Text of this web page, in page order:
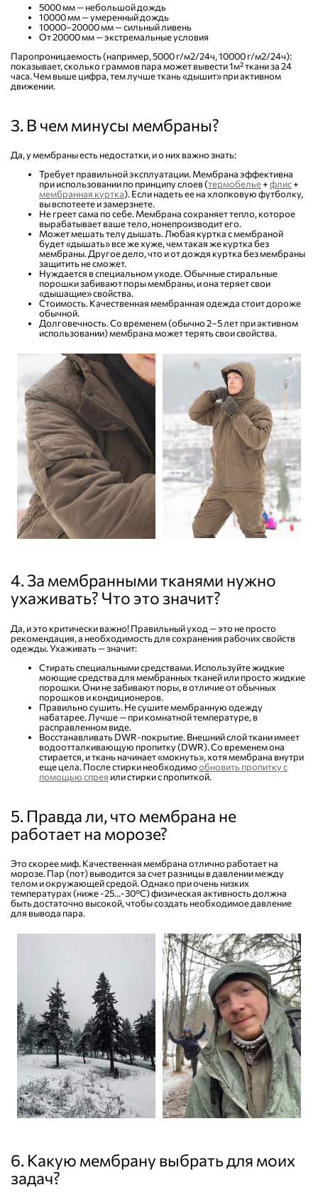
5000 мм — небольшой дождь
10000 мм — умеренный дождь
10000–20000 мм — сильный ливень
От 20000 мм — экстремальные условия
Паропроницаемость (например, 5000 г/м2/24ч, 10000 г/м2/24ч):
показывает, сколько граммов пара может вывести 1м² ткани за 24
часа. Чем выше цифра, тем лучше ткань «дышит» при активном
движении.
3. В чем минусы мембраны?
Да, у мембраны есть недостатки, и о них важно знать:
Требует правильной эксплуатации. Мембрана эффективна
при использовании по принципу слоев (термобелье+флис+
мембранная куртка). Если надеть ее на хлопковую футболку,
вы вспотеете и замерзнете.
Не греет сама по себе. Мембрана сохраняет тепло, которое
вырабатывает ваше тело, нонепроизводит его.
Может мешать телу дышать. Любая куртка с мембраной
будет «дышать» все же хуже, чем такая же куртка без
мембраны. Другое дело, что и от дождя куртка без мембраны
защитить не сможет.
Нуждается в специальном уходе. Обычные стиральные
порошки забивают поры мембраны, и она теряет свои
«дышащие» свойства.
Стоимость. Качественная мембранная одежда стоит дороже
обычной.
Долговечность. Со временем (обычно 2–5 лет при активном
использовании) мембрана может терять свои свойства.
4. За мембранными тканями нужно
ухаживать? Что это значит?
Да, и это критически важно! Правильный уход — это не просто
рекомендация, а необходимость для сохранения рабочих свойств
одежды. Ухаживать — значит:
Стирать специальными средствами. Используйте жидкие
моющие средства для мембранных тканей или просто жидкие
порошки. Они не забивают поры, в отличие от обычных
порошков и кондиционеров.
Правильно сушить. Не сушите мембранную одежду
набатарее. Лучше — при комнатной температуре, в
расправленном виде.
Восстанавливать DWR-покрытие. Внешний слой ткани имеет
водоотталкивающую пропитку (DWR). Со временем она
стирается, и ткань начинает «мокнуть», хотя мембрана внутри
еще цела. После стирки необходимообновить пропитку с
помощью спрея или стирки с пропиткой.
5. Правда ли, что мембрана не
работает на морозе?
Это скорее миф. Качественная мембрана отлично работает на
морозе. Пар (пот) выводится за счет разницы в давлении между
телом и окружающей средой. Однако при очень низких
температурах (ниже -25…-30°C) физическая активность должна
быть достаточно высокой, чтобы создать необходимое давление
для вывода пара.
6. Какую мембрану выбрать для моих
задач?